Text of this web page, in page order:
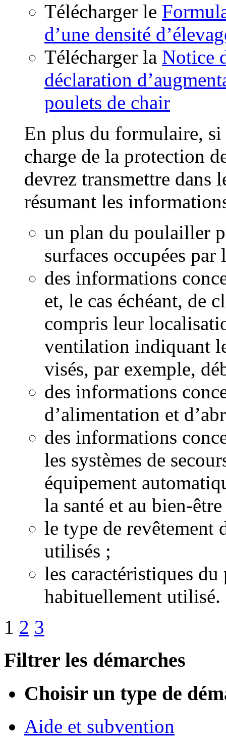
Télécharger le
d’une densité
Télécharger la Notice
déclaration
poulets de chair
En plus du formulaire,
charge de la protection
devrez transmettre dans
résumant les
un plan du poulailler
surfaces occupées par
des informations
et, le cas échéant, de
compris leur
ventilation indiquant
visés, par exemple,
des informations
d’alimentation et
des informations
les systèmes de
équipement
la santé et au bien-
le type de revêtement
utilisés ;
les caractéristiques
habituellement utilisé.
1 2 3
Filtrer les démarches
Choisir un type de
Aide et subvention